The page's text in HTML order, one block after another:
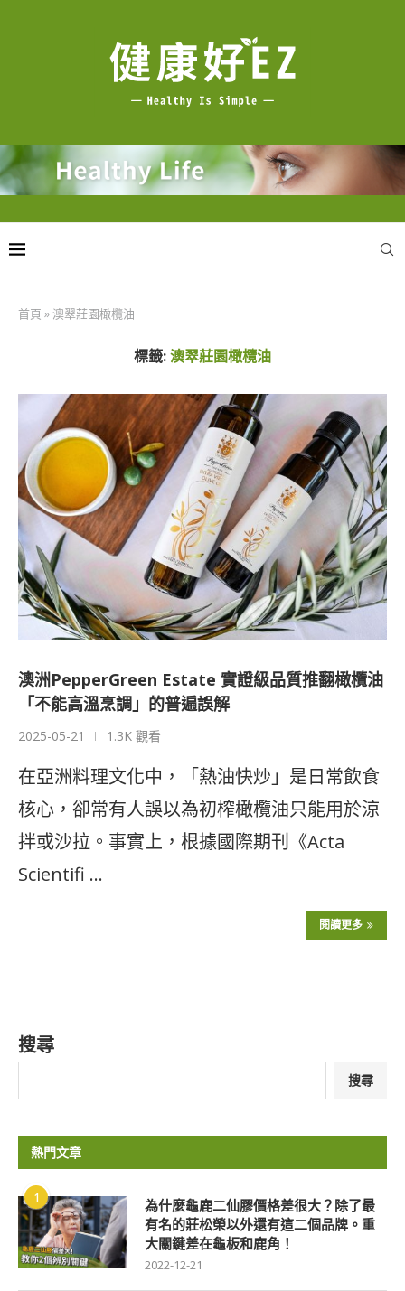
首頁 » 澳翠莊園橄欖油
標籤:澳翠莊園橄欖油
澳洲PepperGreen Estate 實證級品質推翻橄欖油
「不能高溫烹調」的普遍誤解
2025-05-21 1.3K 觀看
在亞洲料理文化中，「熱油快炒」是日常飲食
核心，卻常有人誤以為初榨橄欖油只能用於涼
拌或沙拉。事實上，根據國際期刊《Acta
Scientifi …
閱讀更多
搜尋
搜尋
熱門文章
1
為什麼龜鹿二仙膠價格差很大？除了最
有名的莊松榮以外還有這二個品牌。重
大關鍵差在龜板和鹿角！
2022-12-21